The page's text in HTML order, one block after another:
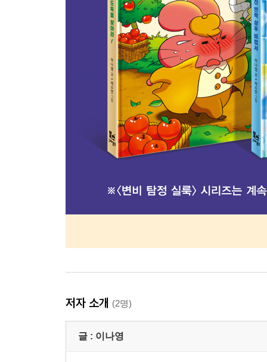
저자 소개 (2명)
글 : 이나영